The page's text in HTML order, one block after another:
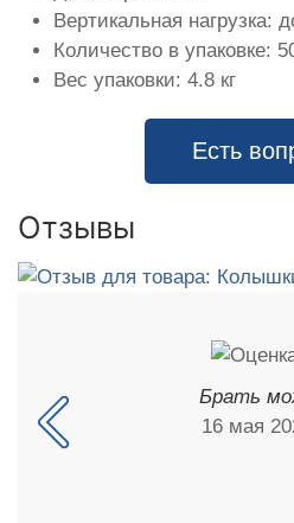
Вертикальная нагрузка:
Количество в упаковке:
Вес упаковки: 4.8 кг
Есть
Отзывы
Брать
16 мая